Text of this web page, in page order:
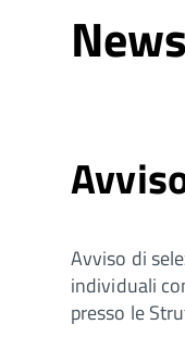
News
Avviso di
individuali
presso le